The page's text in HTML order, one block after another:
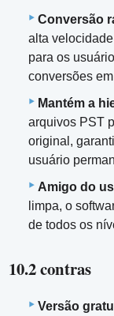
Conversão
alta
para os
conversões
Mantém a
arquivos PST
original,
usuário
Amigo do
limpa, o
de todos os
10.2 contras
Versão